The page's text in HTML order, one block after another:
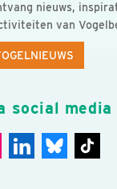
nieuws,
van
social media